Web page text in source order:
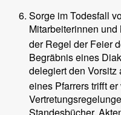
Sorge im Todesfall
Mitarbeiterinnen und
der Regel der Feier
Begräbnis eines
delegiert den Vorsitz
eines Pfarrers trifft